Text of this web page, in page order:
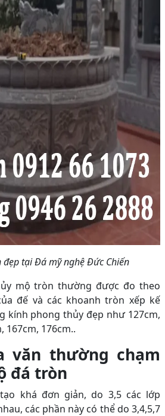
tại Đá mỹ nghệ Đức Chiến
mộ tròn thường được đo theo
đế và các khoanh tròn xếp kế
kính phong thủy đẹp như 127cm,
167cm, 176cm..
văn thường chạm
đá tròn
khá đơn giản, do 3,5 các lớp
các phần này có thể do 3,4,5,7